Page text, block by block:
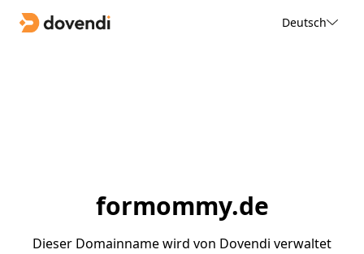
Deutsch
formommy.de
Dieser Domainname wird von Dovendi verwaltet